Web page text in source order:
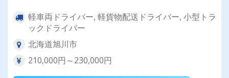
軽車両ドライバー, 軽貨物配送ドライバー, 小型トラ
ックドライバー
北海道旭川市
210,000円～230,000円